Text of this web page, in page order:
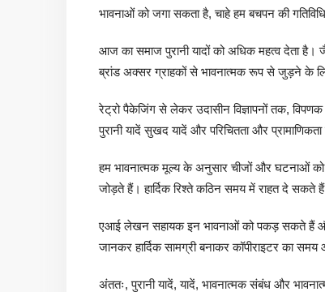
भावनाओं को जगा सकता है, चाहे हम बचपन की
आज का समाज पुरानी यादों को अधिक महत्व देता है।
ब्रांड अक्सर ग्राहकों से भावनात्मक रूप से जुड़ने के
रेट्रो पैकेजिंग से लेकर उदासीन विज्ञापनों तक,
पुरानी यादें सुखद यादें और परिचितता और
हम भावनात्मक मूल्य के अनुसार चीजों और घटनाओं
जोड़ते हैं। हार्दिक रिश्ते कठिन समय में राहत दे सकते
एआई लेखन सहायक इन भावनाओं को पकड़ सकते हैं
जानकर हार्दिक सामग्री बनाकर कॉपीराइटर का
अंततः, पुरानी यादें, यादें, भावनात्मक संबंध और